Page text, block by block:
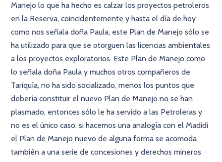
Manejo lo que ha hecho es calzar los proyectos petroleros
en la Reserva, coincidentemente y hasta el día de hoy
como nos señala doña Paula, este Plan de Manejo sólo se
ha utilizado para que se otorguen las licencias ambientales
a los proyectos exploratorios. Este Plan de Manejo como
lo señala doña Paula y muchos otros compañeros de
Tariquía, no ha sido socializado, menos los puntos que
debería constituir el nuevo Plan de Manejo no se han
plasmado, entonces sólo le ha servido a las Petroleras y
no es el único caso, si hacemos una analogía con el Madidi
el Plan de Manejo nuevo de alguna forma se acomoda
también a una serie de concesiones y derechos mineros